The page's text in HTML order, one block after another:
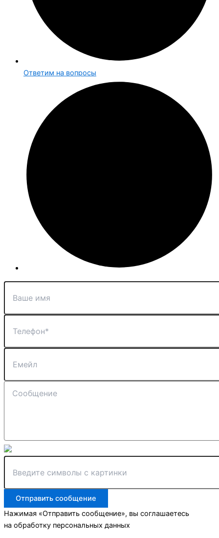
Ответим на вопросы
Отправить сообщение
Нажимая «Отправить сообщение», вы соглашаетесь
на обработку персональных данных